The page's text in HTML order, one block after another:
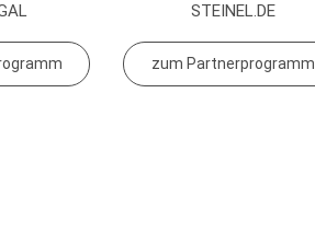
STEINEL.DE
zum Partnerprogramm